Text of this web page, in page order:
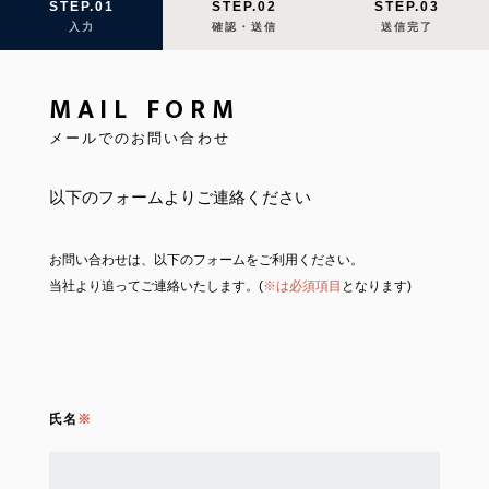
STEP.01
入力
STEP.02
確認・送信
STEP.03
送信完了
MAIL FORM
メールでのお問い合わせ
以下のフォームよりご連絡ください
お問い合わせは、以下のフォームをご利用ください。
当社より追ってご連絡いたします。(※は必須項目 となります)
氏名